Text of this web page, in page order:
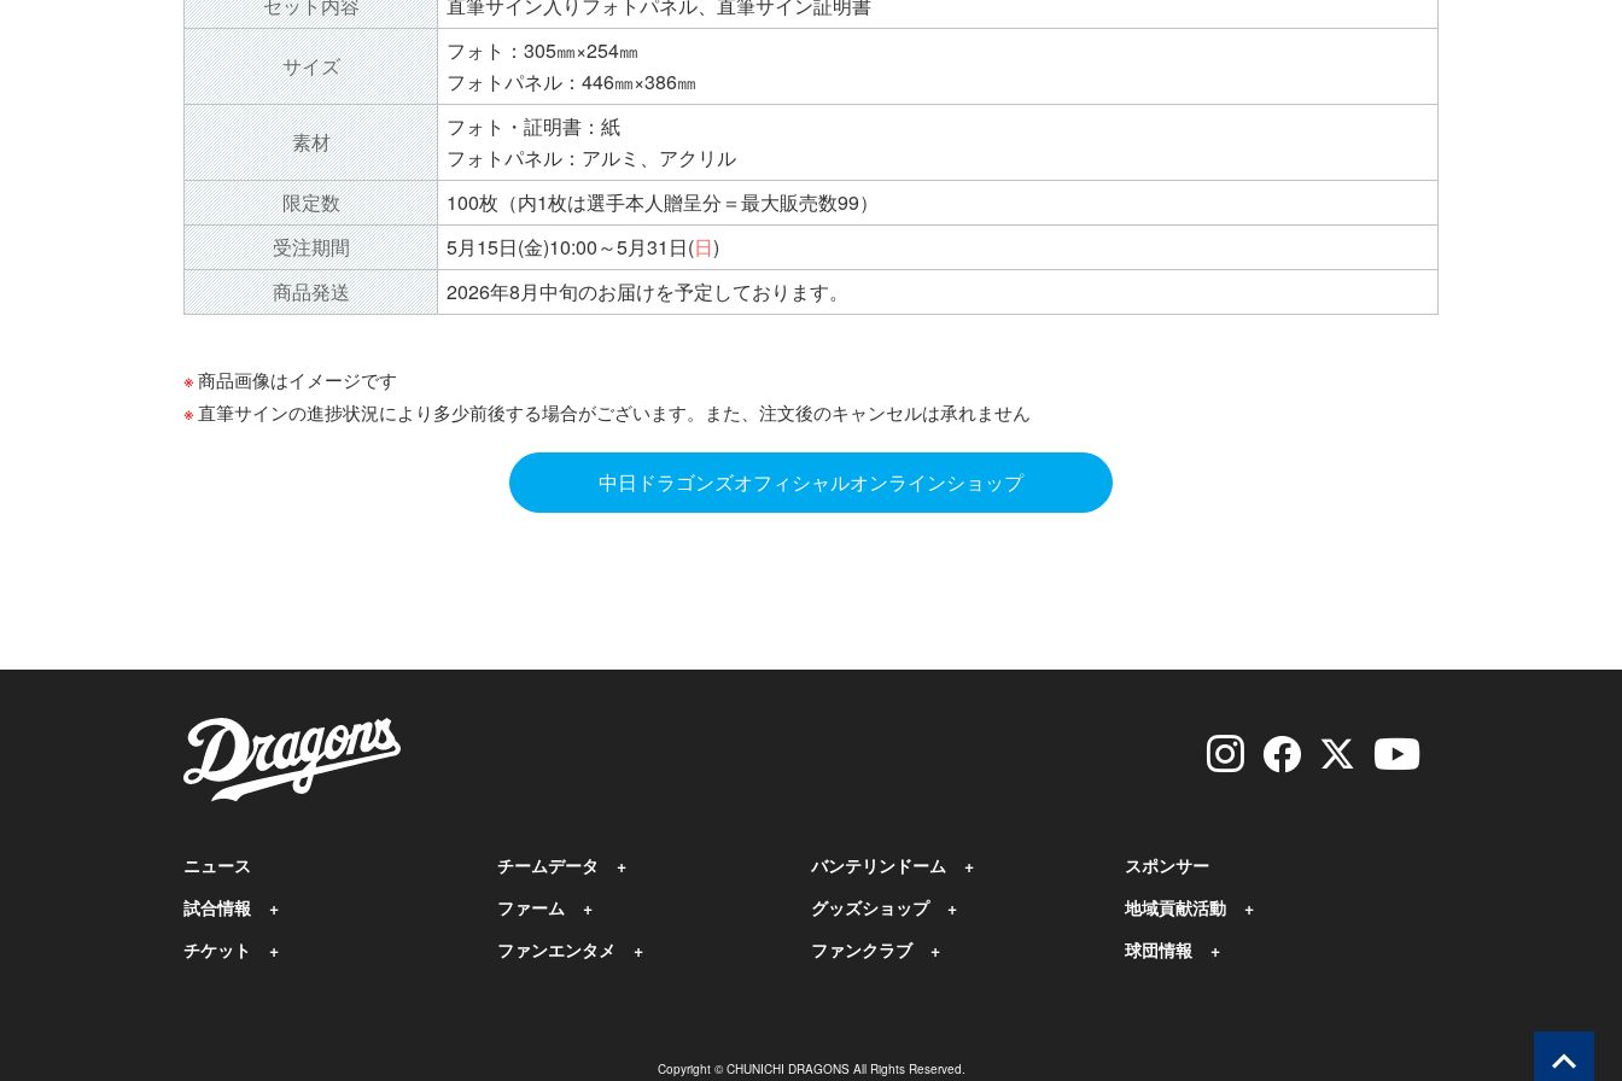
サイズ
フォト：305㎜×254㎜
フォトパネル：446㎜×386㎜
素材
フォト・証明書：紙
フォトパネル：アルミ、アクリル
限定数
100枚（内1枚は選手本人贈呈分＝最大販売数99）
受注期間
5月15日(金)10:00～5月31日(日)
商品発送
2026年8月中旬のお届けを予定しております。
商品画像はイメージです
直筆サインの進捗状況により多少前後する場合がございます。また、注文後のキャンセルは承れません
中日ドラゴンズオフィシャルオンラインショップ
ニュース
試合情報
チケット
チームデータ
ファーム
ファンエンタメ
バンテリンドーム
グッズショップ
ファンクラブ
スポンサー
地域貢献活動
球団情報
Copyright © CHUNICHI DRAGONS All Rights Reserved.